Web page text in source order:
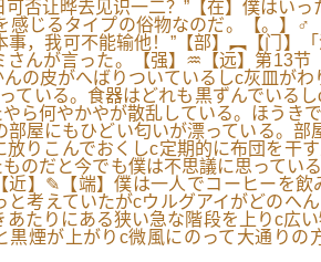
让晔去见识一二？”【在】僕はい
感じるタイプの俗物なのだ。【。
，我可不能输他！”【部】︻【门
が言った。【强】♒【远】第13节
の皮がへばりついているしc灰皿が
ている。食器はどれも黒ずんでいる
ら何やかやが散乱している。ほうき
屋にもひどい匂いが漂っている。
りこんでおくしc定期的に布団を干
のだと今でも僕は不思議に思ってい
】✎【端】僕は一人でコーヒーを
考えていたがcウルグアイがどのへ
たりにある狭い急な階段を上りc広
煙が上がりc微風にのって大通りの